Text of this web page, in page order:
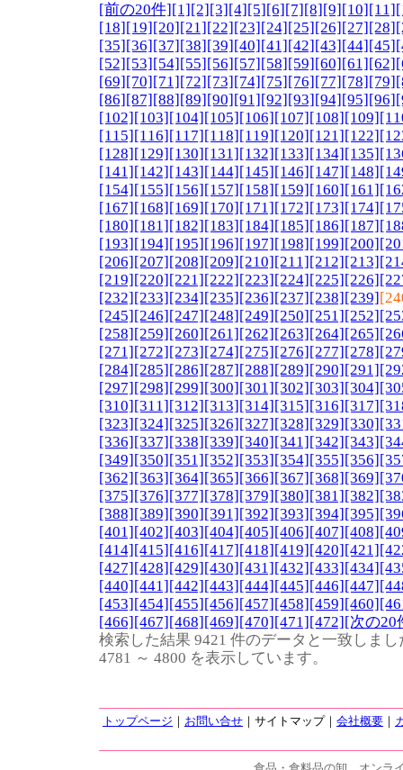
[前の20件][1][2][3][4][5][6][7][8][9][10][11]
[18][19][20][21][22][23][24][25][26][27][28]
[35][36][37][38][39][40][41][42][43][44][45]
[52][53][54][55][56][57][58][59][60][61][62]
[69][70][71][72][73][74][75][76][77][78][79]
[86][87][88][89][90][91][92][93][94][95][96]
[102][103][104][105][106][107][108][109]
[115][116][117][118][119][120][121][122]
[128][129][130][131][132][133][134][135]
[141][142][143][144][145][146][147][148]
[154][155][156][157][158][159][160][161]
[167][168][169][170][171][172][173][174]
[180][181][182][183][184][185][186][187]
[193][194][195][196][197][198][199][200]
[206][207][208][209][210][211][212][213]
[219][220][221][222][223][224][225][226]
[232][233][234][235][236][237][238][239]
[245][246][247][248][249][250][251][252]
[258][259][260][261][262][263][264][265]
[271][272][273][274][275][276][277][278]
[284][285][286][287][288][289][290][291]
[297][298][299][300][301][302][303][304]
[310][311][312][313][314][315][316][317]
[323][324][325][326][327][328][329][330]
[336][337][338][339][340][341][342][343]
[349][350][351][352][353][354][355][356]
[362][363][364][365][366][367][368][369]
[375][376][377][378][379][380][381][382]
[388][389][390][391][392][393][394][395]
[401][402][403][404][405][406][407][408]
[414][415][416][417][418][419][420][421]
[427][428][429][430][431][432][433][434]
[440][441][442][443][444][445][446][447]
[453][454][455][456][457][458][459][460]
[466][467][468][469][470][471][472][次の20
検索した結果 9421 件のデータと一致しまし
4781 ～ 4800 を表示しています。
トップページ ｜ お問い合せ ｜サイトマップ｜ 会社概要 ｜